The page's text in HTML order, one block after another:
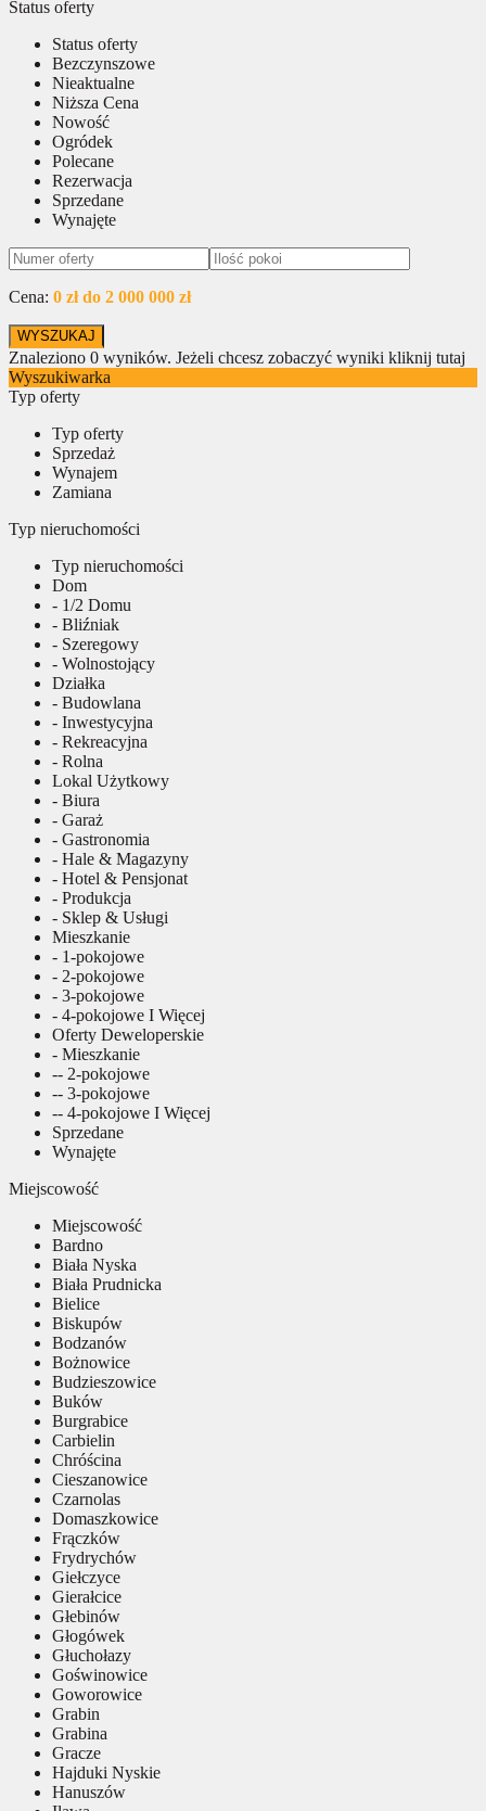
Status oferty
Status oferty
Bezczynszowe
Nieaktualne
Niższa Cena
Nowość
Ogródek
Polecane
Rezerwacja
Sprzedane
Wynajęte
Cena: 0 zł do 2 000 000 zł
Znaleziono 0 wyników. Jeżeli chcesz zobaczyć wyniki kliknij tutaj
Wyszukiwarka
Typ oferty
Typ oferty
Sprzedaż
Wynajem
Zamiana
Typ nieruchomości
Typ nieruchomości
Dom
- 1/2 Domu
- Bliźniak
- Szeregowy
- Wolnostojący
Działka
- Budowlana
- Inwestycyjna
- Rekreacyjna
- Rolna
Lokal Użytkowy
- Biura
- Garaż
- Gastronomia
- Hale & Magazyny
- Hotel & Pensjonat
- Produkcja
- Sklep & Usługi
Mieszkanie
- 1-pokojowe
- 2-pokojowe
- 3-pokojowe
- 4-pokojowe I Więcej
Oferty Deweloperskie
- Mieszkanie
-- 2-pokojowe
-- 3-pokojowe
-- 4-pokojowe I Więcej
Sprzedane
Wynajęte
Miejscowość
Miejscowość
Bardno
Biała Nyska
Biała Prudnicka
Bielice
Biskupów
Bodzanów
Bożnowice
Budzieszowice
Buków
Burgrabice
Carbielin
Chróścina
Cieszanowice
Czarnolas
Domaszkowice
Frączków
Frydrychów
Giełczyce
Gierałcice
Głebinów
Głogówek
Głuchołazy
Goświnowice
Goworowice
Grabin
Grabina
Gracze
Hajduki Nyskie
Hanuszów